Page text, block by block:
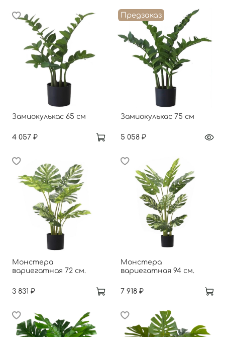
Замиокулькас 65 см
4 057 ₽
Предзаказ
Замиокулькас 75 см
5 058 ₽
Монстера
вариегатная 72 см.
3 831 ₽
Монстера
вариегатная 94 см.
7 918 ₽